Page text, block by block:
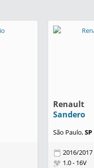
Renault
Sandero
São Paulo,SP
2016/2017
1.0 - 16V